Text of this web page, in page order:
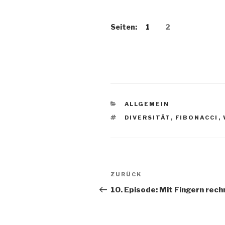
Seiten: 1 2
KATEGORIEN
ALLGEMEIN
SCHLAGWÖRTER
DIVERSITÄT , FIBONACCI ,
Beitragsnavigation
Vorheriger
Beitrag
ZURÜCK
10. Episode: Mit Fingern